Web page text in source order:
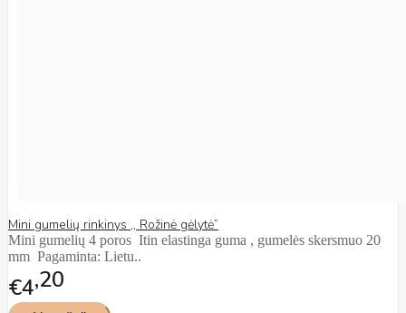
Mini gumelių rinkinys ,, Rožinė gėlytė”
Mini gumelių 4 poros Itin elastinga guma , gumelės skersmuo 20
mm Pagaminta: Lietu..
€4 20